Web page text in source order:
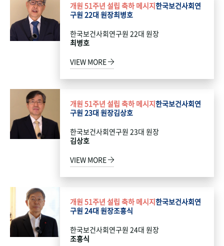
개원 51주년 설립 축하 메시지한국보건사회연
구원 22대 원장최병호
한국보건사회연구원 22대 원장
최병호
VIEW MORE
개원 51주년 설립 축하 메시지한국보건사회연
구원 23대 원장김상호
한국보건사회연구원 23대 원장
김상호
VIEW MORE
개원 51주년 설립 축하 메시지한국보건사회연
구원 24대 원장조흥식
한국보건사회연구원 24대 원장
조흥식